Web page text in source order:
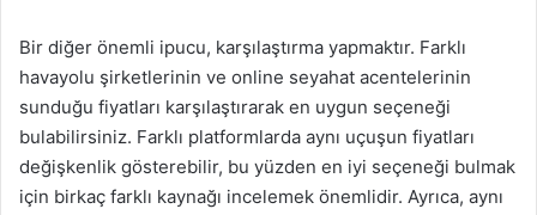
Bir diğer önemli ipucu, karşılaştırma yapmaktır. Farklı
havayolu şirketlerinin ve online seyahat acentelerinin
sunduğu fiyatları karşılaştırarak en uygun seçeneği
bulabilirsiniz. Farklı platformlarda aynı uçuşun fiyatları
değişkenlik gösterebilir, bu yüzden en iyi seçeneği bulmak
için birkaç farklı kaynağı incelemek önemlidir. Ayrıca, aynı